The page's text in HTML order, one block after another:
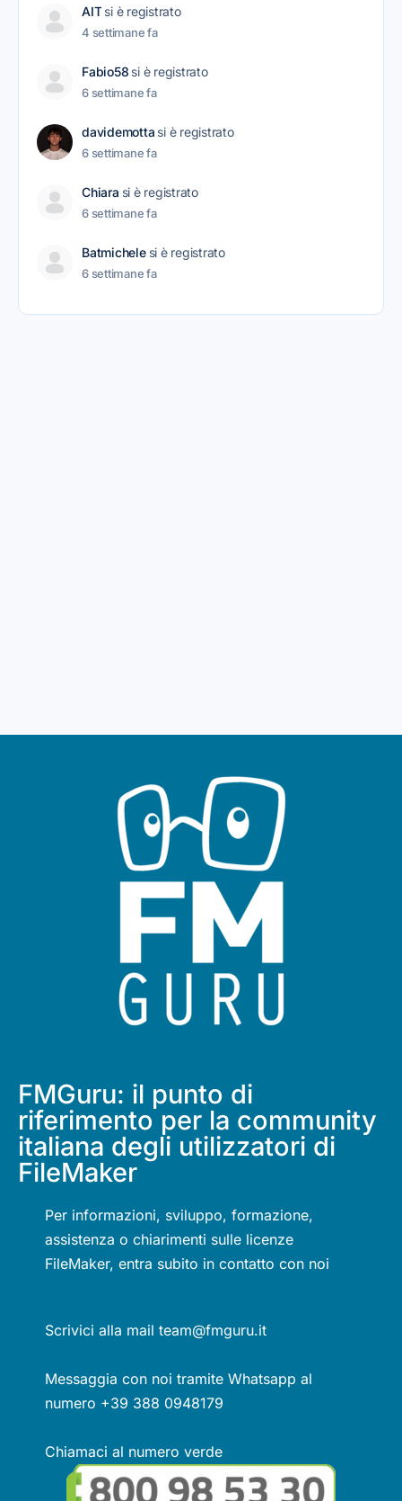
AIT si è registrato
4 settimane fa
Fabio58 si è registrato
6 settimane fa
davidemotta si è registrato
6 settimane fa
Chiara si è registrato
6 settimane fa
Batmichele si è registrato
6 settimane fa
FMGuru: il punto di
riferimento per la community
italiana degli utilizzatori di
FileMaker
Per informazioni, sviluppo, formazione,
assistenza o chiarimenti sulle licenze
FileMaker, entra subito in contatto con noi
Scrivici alla mail team@fmguru.it
Messaggia con noi tramite Whatsapp al
numero +39 388 0948179
Chiamaci al numero verde